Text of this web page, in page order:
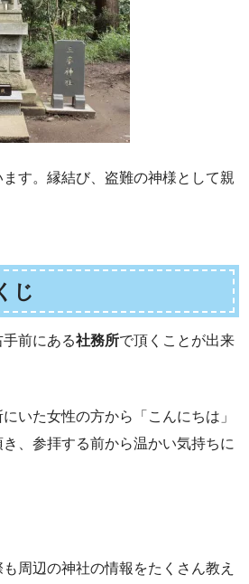
す。縁結び、盗難の神様として親
じ
前にある社務所で頂くことが出来
いた女性の方から「こんにちは」
、参拝する前から温かい気持ちに
周辺の神社の情報をたくさん教え